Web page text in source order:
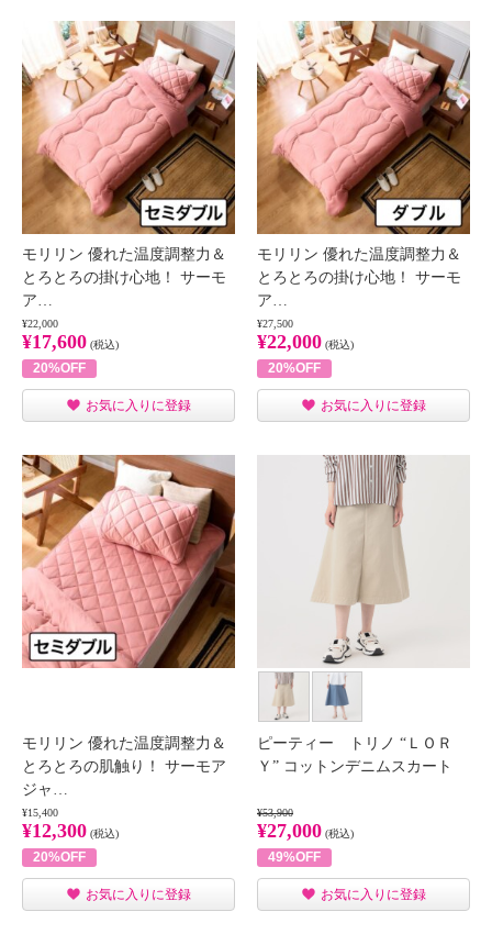
モリリン 優れた温度調整力＆
とろとろの掛け心地！ サーモ
ア…
¥22,000
¥17,600 (税込)
20%OFF
お気に入りに登録
モリリン 優れた温度調整力＆
とろとろの掛け心地！ サーモ
ア…
¥27,500
¥22,000 (税込)
20%OFF
お気に入りに登録
モリリン 優れた温度調整力＆
とろとろの肌触り！ サーモア
ジャ…
¥15,400
¥12,300 (税込)
20%OFF
お気に入りに登録
ピーティー トリノ “ＬＯＲ
Ｙ” コットンデニムスカート
¥53,900
¥27,000 (税込)
49%OFF
お気に入りに登録